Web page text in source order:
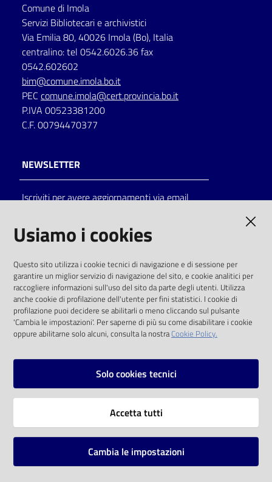
lettura
Seguici
su
Catalogo
on line
Eventi
Chiedi al
bibliotecario
Comune di Imola
Servizi Bibliotecari e archivistici
Via Emilia 80, 40026 Imola (Bo), Italia
centralino: tel 0542.6026.36 fax
0542.602602
bim@comune.imola.bo.it
PEC comune.imola@cert.provincia.bo.it
P.IVA 00523381200
C.F. 00794470377
NEWSLETTER
Iscriviti per avere aggiornamenti via email
solo alle condizioni previste dalla direttiva
comunitaria 2003/98/CE e dal d.lgs. 36/2006
SOCIAL
Instagram
Vai alla pagina
Mappa del sito
Usiamo i cookies
Questo sito utilizza i cookie tecnici di navigazione e di sessione per
garantire un miglior servizio di navigazione del sito, e cookie analitici per
raccogliere informazioni sull'uso del sito da parte degli utenti. Utilizza
anche cookie di profilazione dell'utente per fini statistici. I cookie di
profilazione puoi decidere se abilitarli o meno cliccando sul pulsante
'Cambia le impostazioni'. Per saperne di più su come disabilitare i cookie
oppure abilitarne solo alcuni, consulta la nostraCookie Policy.
Solo cookies tecnici
Accetta tutti
Cambia le impostazioni